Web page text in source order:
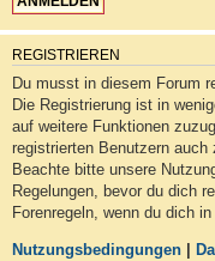
REGISTRIEREN
Du musst in diesem Forum
Die Registrierung ist in
auf weitere Funktionen
registrierten Benutzern auch
Beachte bitte unsere
Regelungen, bevor du dich
Forenregeln, wenn du dich
Nutzungsbedingungen